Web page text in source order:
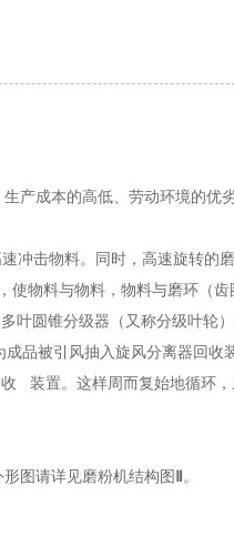
产成本的高低、劳动环境的优劣
冲击物料。同时，高速旋转的
使物料与物料，物料与磨环（
叶圆锥分级器（又称分级叶轮
品被引风抽入旋风分离器回收装
装置。这样周而复始地循环
图请详见磨粉机结构图Ⅱ。